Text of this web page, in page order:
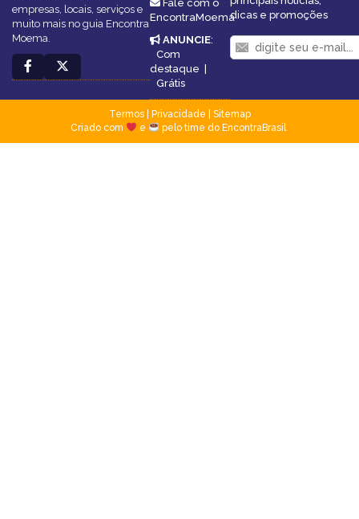
empresas, locais, serviços e
muito mais no guia Encontra
Moema.
Fale com o
EncontraMoema
ANUNCIE:
Com
destaque |
Grátis
dicas e promoções
Termos| Privacidade
Sitemap
Criado com
e pelo time do EncontraBrasil